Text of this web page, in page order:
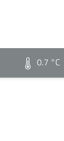
0.7 °C